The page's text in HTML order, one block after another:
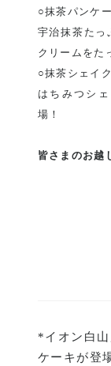
○抹茶パンケ
宇治抹茶たっ
クリームをた
○抹茶シェイ
はちみつシ
場！
皆さまのお越
*イオン白
ケーキが登